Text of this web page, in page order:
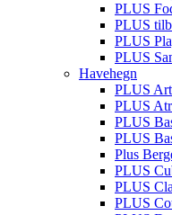
PLUS
PLUS
PLUS
PLUS
Havehegn
PLUS
PLUS
PLUS
PLUS
Plus
PLUS
PLUS
PLUS